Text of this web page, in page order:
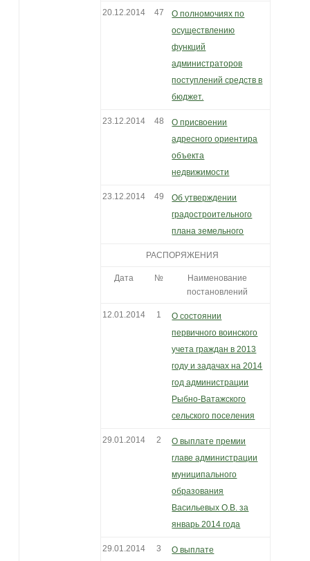
20.12.2014 47
О полномочиях по
осуществлению
функций
администраторов
поступлений средств в
бюджет.
23.12.2014 48
О присвоении
адресного ориентира
объекта
недвижимости
23.12.2014 49
Об утверждении
градостроительного
плана земельного
РАСПОРЯЖЕНИЯ
Дата №
Наименование
постановлений
12.01.2014 1
О состоянии
первичного воинского
учета граждан в 2013
году и задачах на 2014
год администрации
Рыбно-Ватажского
сельского поселения
29.01.2014 2
О выплате премии
главе администрации
муниципального
образования
Васильевых О.В. за
январь 2014 года
29.01.2014 3
О выплате